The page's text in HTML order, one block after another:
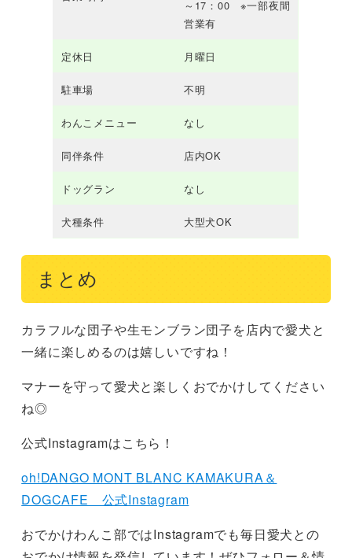
～17：00 ※一部夜間
営業有
定休日 月曜日
駐車場 不明
わんこメニュー なし
同伴条件 店内OK
ドッグラン なし
犬種条件 大型犬OK
まとめ
カラフルな団子や生モンブラン団子を店内で愛犬と
一緒に楽しめるのは嬉しいですね！
マナーを守って愛犬と楽しくおでかけしてください
ね◎
公式Instagramはこちら！
oh!DANGO MONT BLANC KAMAKURA＆
DOGCAFE 公式Instagram
おでかけわんこ部ではInstagramでも毎日愛犬との